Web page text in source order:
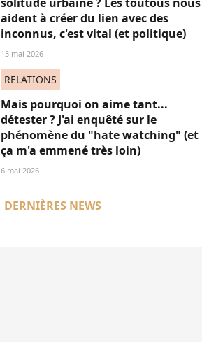
aident à créer du lien avec des
inconnus, c'est vital (et politique)
13 mai 2026
RELATIONS
Mais pourquoi on aime tant...
détester ? J'ai enquêté sur le
phénomène du "hate watching" (et
ça m'a emmené très loin)
6 mai 2026
DERNIÈRES NEWS